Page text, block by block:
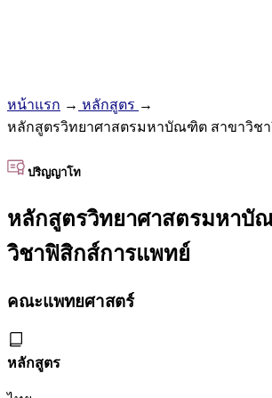
หน้าแรก → หลักสูตร →
หลักสูตรวิทยาศาสตรมหาบัณฑิต สาขาวิช
ปริญญาโท
หลักสูตรวิทยาศาสตรมหาบั
วิชาฟิสิกส์การแพทย์
คณะแพทยศาสตร์
หลักสูตร